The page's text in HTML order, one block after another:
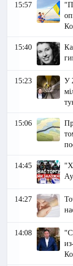
15:57
15:40
15:23
У
15:06
14:45
14:27
14:08